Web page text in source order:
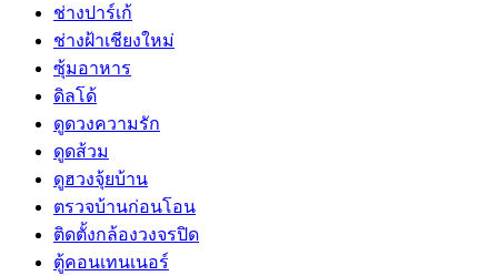
ช่างปาร์เก้
ช่างฝ้าเชียงใหม่
ซุ้มอาหาร
ดิลโด้
ดูดวงความรัก
ดูดส้วม
ดูฮวงจุ้ยบ้าน
ตรวจบ้านก่อนโอน
ติดตั้งกล้องวงจรปิด
ตู้คอนเทนเนอร์